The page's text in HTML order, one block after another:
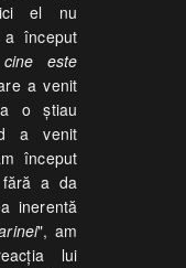
el nu
început
este
a venit
o știau
a venit
început
a da
inerentă
", am
lui